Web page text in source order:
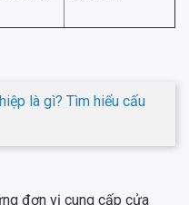
là gì? Tìm hiểu cấu
đơn vị cung cấp cửa